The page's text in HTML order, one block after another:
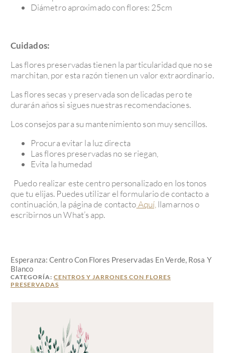
Diámetro aproximado con flores: 25cm
Cuidados:
Las flores preservadas tienen la particularidad que no se
marchitan, por esta razón tienen un valor extraordinario.
Las flores secas y preservada son delicadas pero te
durarán años si sigues nuestras recomendaciones.
Los consejos para su mantenimiento son muy sencillos.
Procura evitar la luz directa
Las flores preservadas no se riegan,
Evita la humedad
Puedo realizar este centro personalizado en los tonos
que tu elijas. Puedes utilizar el formulario de contacto a
continuación, la página de contactoAquí,llamarnos o
escribirnos un What’s app.
Esperanza: Centro Con Flores Preservadas En Verde, Rosa Y
Blanco
CATEGORÍA: CENTROS Y JARRONES CON FLORES
PRESERVADAS